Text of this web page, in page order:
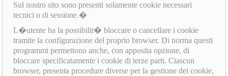
Sul nostro sito sono presenti solamente cookie necessari
tecnici o di sessione.�
L�utente ha la possibilit� bloccare o cancellare i cookie
tramite la configurazione del proprio browser. Di norma questi
programmi permettono anche, con apposita opzione, di
bloccare specificatamente i cookie di terze parti. Ciascun
browser, presenta procedure diverse per la gestione dei cookie,